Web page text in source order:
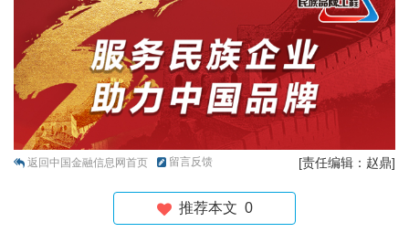
返回中国金融信息网首页 留言反馈 [责任编辑：赵鼎]
推荐本文 0